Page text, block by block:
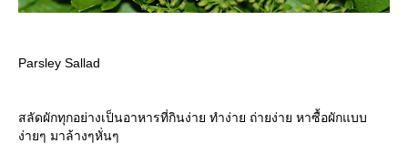
Parsley Sallad
สลัดผักทุกอย่างเป็นอาหารที่กินง่าย ทำง่าย ถ่ายง่าย หาซื้อผักแบบ
ง่ายๆ มาล้างๆหั่นๆ